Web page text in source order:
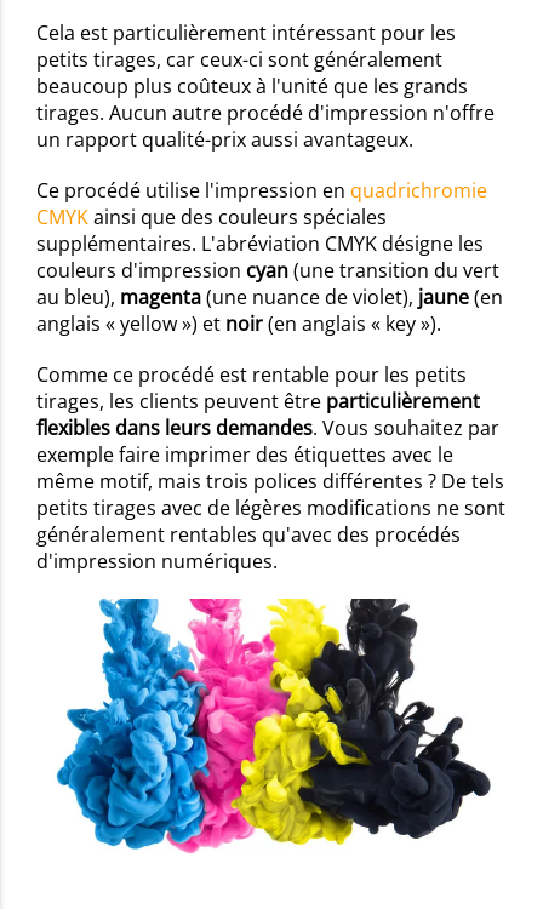
Cela est particulièrement intéressant pour les
petits tirages, car ceux-ci sont généralement
beaucoup plus coûteux à l'unité que les grands
tirages. Aucun autre procédé d'impression n'offre
un rapport qualité-prix aussi avantageux.
Ce procédé utilise l'impression en quadrichromie
CMYKainsi que des couleurs spéciales
supplémentaires. L'abréviation CMYK désigne les
couleurs d'impression cyan(une transition du vert
au bleu), magenta(une nuance de violet), jaune(en
anglais « yellow ») et noir(en anglais « key »).
Comme ce procédé est rentable pour les petits
tirages, les clients peuvent être particulièrement
flexibles dans leurs demandes. Vous souhaitez par
exemple faire imprimer des étiquettes avec le
même motif, mais trois polices différentes ? De tels
petits tirages avec de légères modifications ne sont
généralement rentables qu'avec des procédés
d'impression numériques.